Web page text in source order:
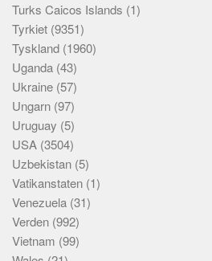
Turks Caicos Islands (1)
Tyrkiet (9351)
Tyskland (1960)
Uganda (43)
Ukraine (57)
Ungarn (97)
Uruguay (5)
USA (3504)
Uzbekistan (5)
Vatikanstaten (1)
Venezuela (31)
Verden (992)
Vietnam (99)